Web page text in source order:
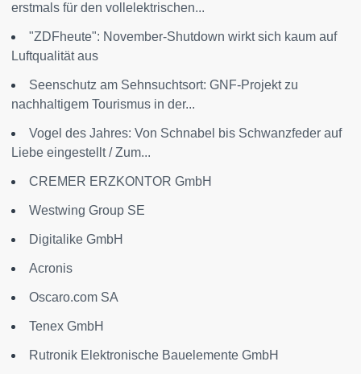
erstmals für den vollelektrischen...
"ZDFheute": November-Shutdown wirkt sich kaum auf
Luftqualität aus
Seenschutz am Sehnsuchtsort: GNF-Projekt zu
nachhaltigem Tourismus in der...
Vogel des Jahres: Von Schnabel bis Schwanzfeder auf
Liebe eingestellt / Zum...
CREMER ERZKONTOR GmbH
Westwing Group SE
Digitalike GmbH
Acronis
Oscaro.com SA
Tenex GmbH
Rutronik Elektronische Bauelemente GmbH